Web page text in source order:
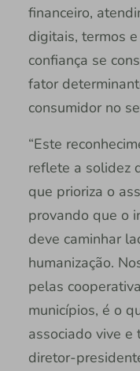
financeiro,
digitais, termos
confiança se
fator
consumidor no
“Este
reflete a solidez
que prioriza o
provando que o
deve caminhar
humanização.
pelas
municípios, é o
associado vive e
diretor-